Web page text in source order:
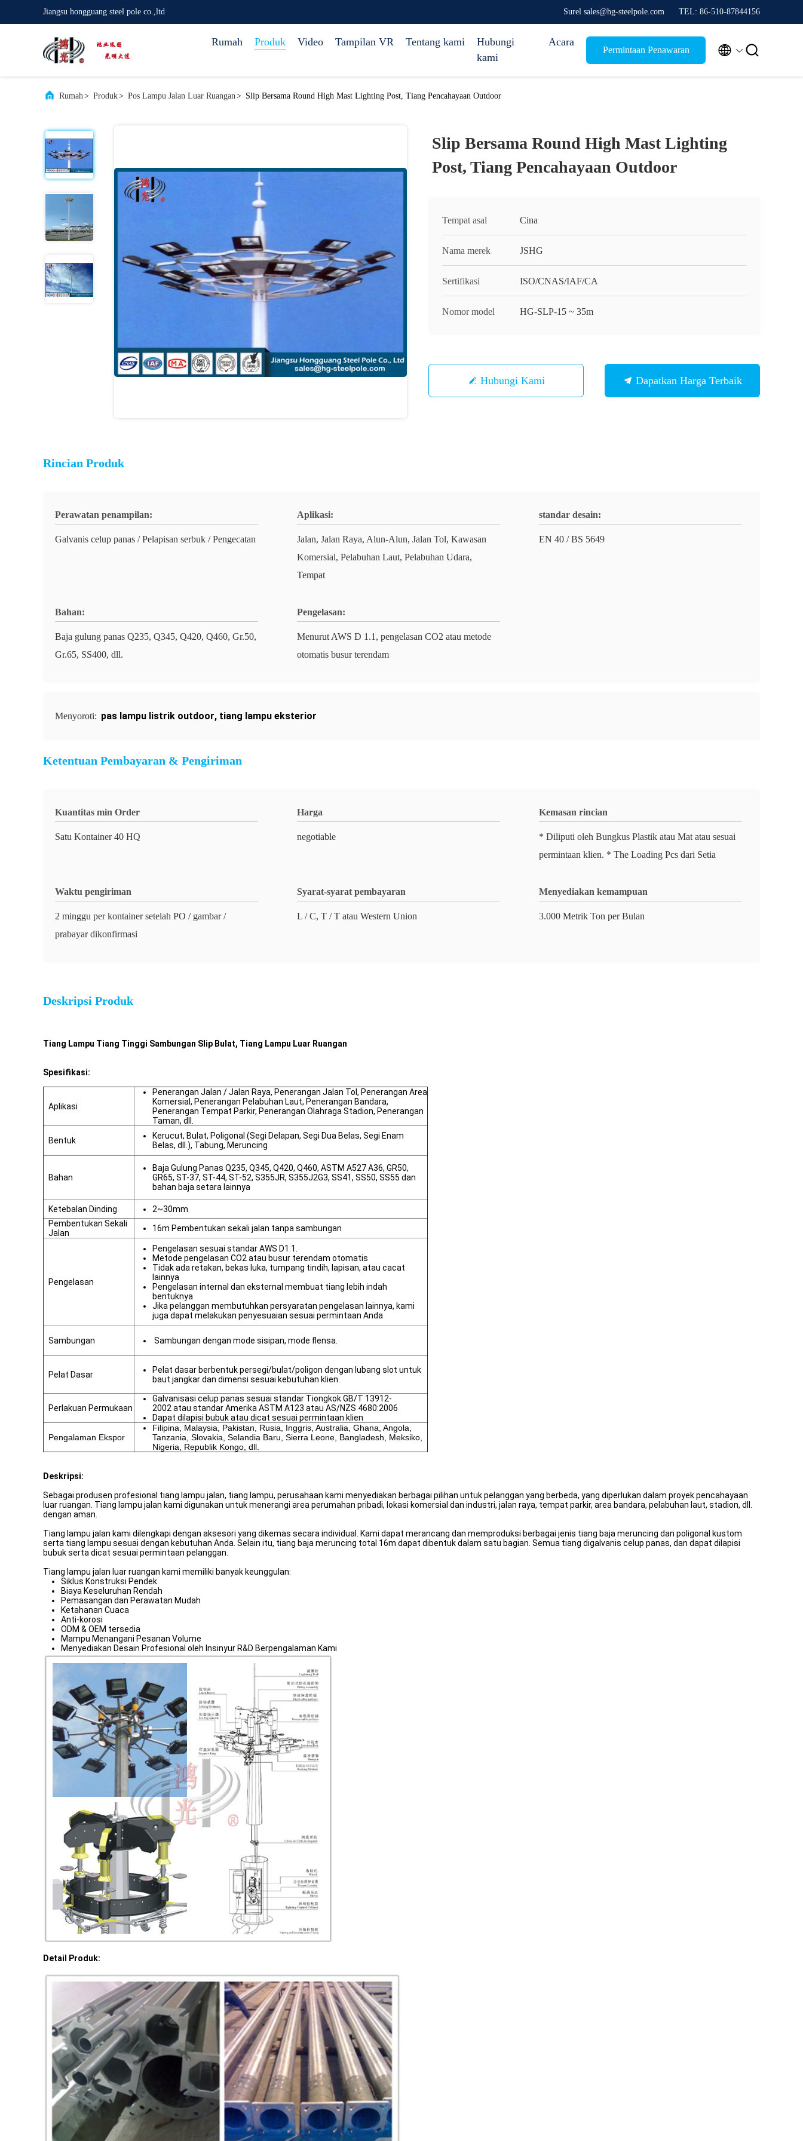
Jiangsu hongguang steel pole co.,ltd Surel sales@hg-steelpole.com TEL: 86-510-87844156
Rumah Produk Video Tampilan VR Tentang kami
Hubungi
kami
Acara
Permintaan Penawaran  
Rumah> Produk> Pos Lampu Jalan Luar Ruangan> Slip Bersama Round High Mast Lighting Post, Tiang Pencahayaan Outdoor
Slip Bersama Round High Mast Lighting
Post, Tiang Pencahayaan Outdoor
Tempat asal Cina
Nama merek JSHG
Sertifikasi ISO/CNAS/IAF/CA
Nomor model HG-SLP-15 ~ 35m
Hubungi Kami Dapatkan Harga Terbaik
Rincian Produk
Perawatan penampilan:
Galvanis celup panas / Pelapisan serbuk / Pengecatan
Aplikasi:
Jalan, Jalan Raya, Alun-Alun, Jalan Tol, Kawasan
Komersial, Pelabuhan Laut, Pelabuhan Udara,
Tempat
standar desain:
EN 40 / BS 5649
Bahan:
Baja gulung panas Q235, Q345, Q420, Q460, Gr.50,
Gr.65, SS400, dll.
Pengelasan:
Menurut AWS D 1.1, pengelasan CO2 atau metode
otomatis busur terendam
Menyoroti: pas lampu listrik outdoor, tiang lampu eksterior
Ketentuan Pembayaran & Pengiriman
Kuantitas min Order
Satu Kontainer 40 HQ
Harga
negotiable
Kemasan rincian
* Diliputi oleh Bungkus Plastik atau Mat atau sesuai
permintaan klien. * The Loading Pcs dari Setia
Waktu pengiriman
2 minggu per kontainer setelah PO / gambar /
prabayar dikonfirmasi
Syarat-syarat pembayaran
L / C, T / T atau Western Union
Menyediakan kemampuan
3.000 Metrik Ton per Bulan
Deskripsi Produk
Tiang Lampu Tiang Tinggi Sambungan Slip Bulat, Tiang Lampu Luar Ruangan
Spesifikasi:
Aplikasi
Penerangan Jalan / Jalan Raya, Penerangan Jalan Tol, Penerangan Area
Komersial, Penerangan Pelabuhan Laut, Penerangan Bandara,
Penerangan Tempat Parkir, Penerangan Olahraga Stadion, Penerangan
Taman, dll.
Bentuk
Kerucut, Bulat, Poligonal (Segi Delapan, Segi Dua Belas, Segi Enam
Belas, dll.), Tabung, Meruncing
Bahan
Baja Gulung Panas Q235, Q345, Q420, Q460, ASTM A527 A36, GR50,
GR65, ST-37, ST-44, ST-52, S355JR, S355J2G3, SS41, SS50, SS55 dan
bahan baja setara lainnya
Ketebalan Dinding
2~30mm
Pembentukan Sekali
Jalan
16m Pembentukan sekali jalan tanpa sambungan
Pengelasan
Pengelasan sesuai standar AWS D1.1.
Metode pengelasan CO2 atau busur terendam otomatis
Tidak ada retakan, bekas luka, tumpang tindih, lapisan, atau cacat
lainnya
Pengelasan internal dan eksternal membuat tiang lebih indah
bentuknya
Jika pelanggan membutuhkan persyaratan pengelasan lainnya, kami
juga dapat melakukan penyesuaian sesuai permintaan Anda
Sambungan Sambungan dengan mode sisipan, mode flensa.
Pelat Dasar
Pelat dasar berbentuk persegi/bulat/poligon dengan lubang slot untuk
baut jangkar dan dimensi sesuai kebutuhan klien.
Perlakuan Permukaan
Galvanisasi celup panas sesuai standar Tiongkok GB/T 13912-
2002 atau standar Amerika ASTM A123 atau AS/NZS 4680:2006
Dapat dilapisi bubuk atau dicat sesuai permintaan klien
Pengalaman Ekspor
Filipina, Malaysia, Pakistan, Rusia, Inggris, Australia, Ghana, Angola,
Tanzania, Slovakia, Selandia Baru, Sierra Leone, Bangladesh, Meksiko,
Nigeria, Republik Kongo, dll.
Deskripsi:
Sebagai produsen profesional tiang lampu jalan, tiang lampu, perusahaan kami menyediakan berbagai pilihan untuk pelanggan yang berbeda, yang diperlukan dalam proyek pencahayaan
luar ruangan. Tiang lampu jalan kami digunakan untuk menerangi area perumahan pribadi, lokasi komersial dan industri, jalan raya, tempat parkir, area bandara, pelabuhan laut, stadion, dll.
dengan aman.
Tiang lampu jalan kami dilengkapi dengan aksesori yang dikemas secara individual. Kami dapat merancang dan memproduksi berbagai jenis tiang baja meruncing dan poligonal kustom
serta tiang lampu sesuai dengan kebutuhan Anda. Selain itu, tiang baja meruncing total 16m dapat dibentuk dalam satu bagian. Semua tiang digalvanis celup panas, dan dapat dilapisi
bubuk serta dicat sesuai permintaan pelanggan.
Tiang lampu jalan luar ruangan kami memiliki banyak keunggulan:
Siklus Konstruksi Pendek
Biaya Keseluruhan Rendah
Pemasangan dan Perawatan Mudah
Ketahanan Cuaca
Anti-korosi
ODM & OEM tersedia
Mampu Menangani Pesanan Volume
Menyediakan Desain Profesional oleh Insinyur R&D Berpengalaman Kami
Detail Produk: